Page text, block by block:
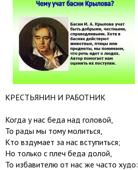
КРЕСТЬЯНИН И РАБОТНИК
Когда у нас беда над головой,
То рады мы тому молиться,
Кто вздумает за нас вступиться;
Но только с плеч беда долой,
То избавителю от нас же часто худо: